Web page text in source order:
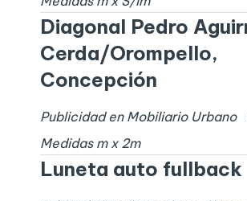
Diagonal Pedro
Cerda/Orompello,
Concepción
Publicidad en Mobiliario Urbano
Medidas m x 2m
Luneta auto fullback